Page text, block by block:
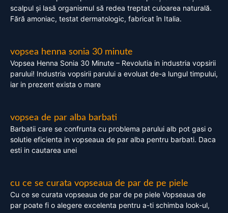
scalpul și lasă organismul să redea treptat culoarea naturală.
Fără amoniac, testat dermatologic, fabricat în Italia.
vopsea henna sonia 30 minute
Vopsea Henna Sonia 30 Minute – Revolutia in industria vopsirii
parului! Industria vopsirii parului a evoluat de-a lungul timpului,
iar in prezent exista o mare
vopsea de par alba barbati
Barbatii care se confrunta cu problema parului alb pot gasi o
solutie eficienta in vopseaua de par alba pentru barbati. Daca
esti in cautarea unei
cu ce se curata vopseaua de par de pe piele
Cu ce se curata vopseaua de par de pe piele Vopseaua de
par poate fi o alegere excelenta pentru a-ti schimba look-ul,